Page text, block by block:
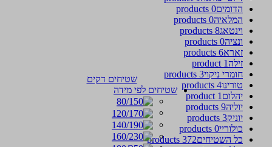
שטיחים דקים
שטיחים לפי מידה
הדומים0 products
המלאיה0 products
וינטאג8 products
ונציה0 products
זארא6 products
זילה1 product
חומרי ניקוי3 products
טורינו4 products
יהלום 1 product
יוליה9 products
יוניק3 products
כולוריי0 products
כל השטיחים372 products